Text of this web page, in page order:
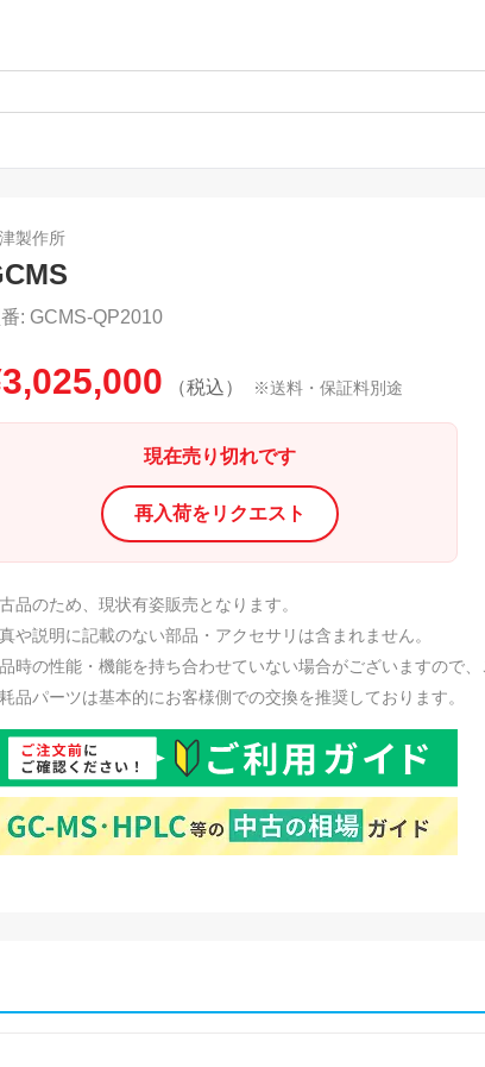
製作所
: GCMS-QP2010
3,025,000 （税込） ※送料・保証料別途
現在売り切れです
再入荷をリクエスト
品のため、現状有姿販売となります。
や説明に記載のない部品・アクセサリは含まれません。
時の性能・機能を持ち合わせていない場合がございますので、
品パーツは基本的にお客様側での交換を推奨しております。